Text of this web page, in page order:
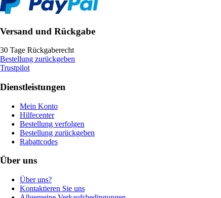
Versand und Rückgabe
30 Tage Rückgaberecht
Bestellung zurückgeben
Trustpilot
Dienstleistungen
Mein Konto
Hilfecenter
Bestellung verfolgen
Bestellung zurückgeben
Rabattcodes
Über uns
Über uns?
Kontaktieren Sie uns